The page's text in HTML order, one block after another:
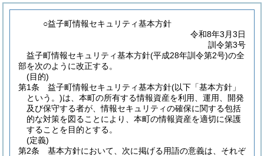
○益子町情報セキュリティ基本方針
令和8年3月3日
訓令第3号
益子町情報セキュリティ基本方針(平成28年訓令第2号)の全
部を次のように改正する。
(目的)
第1条
益子町情報セキュリティ基本方針(以下「基本方針」
という。)は、本町の所有する情報資産を利用、運用、開発
及び保守する者が、情報セキュリティの確保に関する包括
的な対策を図ることにより、本町の情報資産を適切に保護
することを目的とする。
(定義)
第2条
基本方針において、次に掲げる用語の意義は、それぞ